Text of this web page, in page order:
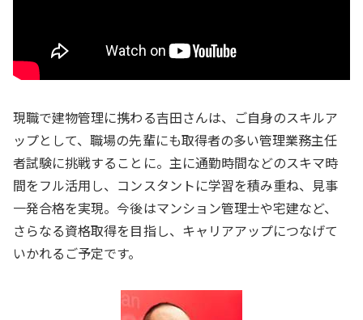
現職で建物管理に携わる吉田さんは、ご自身のスキルア
ップとして、職場の先輩にも取得者の多い管理業務主任
者試験に挑戦することに。主に通勤時間などのスキマ時
間をフル活用し、コンスタントに学習を積み重ね、見事
一発合格を実現。今後はマンション管理士や宅建など、
さらなる資格取得を目指し、キャリアアップにつなげて
いかれるご予定です。